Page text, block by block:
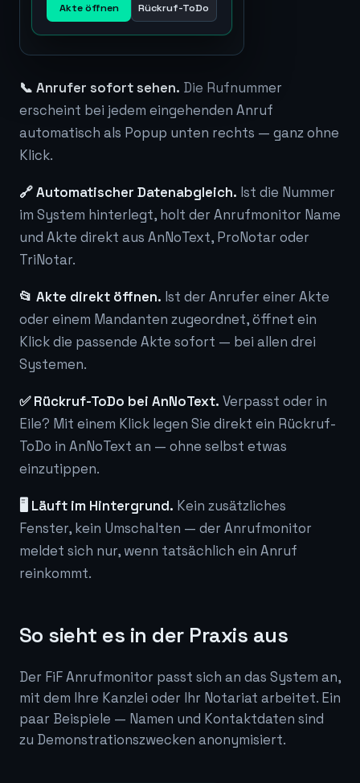
Akte öffnen Rückruf-ToDo
📞 Anrufer sofort sehen. Die Rufnummer
erscheint bei jedem eingehenden Anruf
automatisch als Popup unten rechts — ganz ohne
Klick.
🔗 Automatischer Datenabgleich. Ist die Nummer
im System hinterlegt, holt der Anrufmonitor Name
und Akte direkt aus AnNoText, ProNotar oder
TriNotar.
📂 Akte direkt öffnen. Ist der Anrufer einer Akte
oder einem Mandanten zugeordnet, öffnet ein
Klick die passende Akte sofort — bei allen drei
Systemen.
✅ Rückruf-ToDo bei AnNoText. Verpasst oder in
Eile? Mit einem Klick legen Sie direkt ein Rückruf-
ToDo in AnNoText an — ohne selbst etwas
einzutippen.
🖥️ Läuft im Hintergrund. Kein zusätzliches
Fenster, kein Umschalten — der Anrufmonitor
meldet sich nur, wenn tatsächlich ein Anruf
reinkommt.
So sieht es in der Praxis aus
Der FiF Anrufmonitor passt sich an das System an,
mit dem Ihre Kanzlei oder Ihr Notariat arbeitet. Ein
paar Beispiele — Namen und Kontaktdaten sind
zu Demonstrationszwecken anonymisiert.